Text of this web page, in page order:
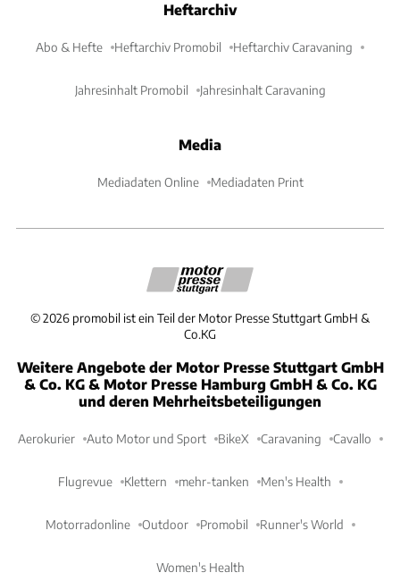
Heftarchiv
Abo & Hefte Heftarchiv Promobil Heftarchiv Caravaning
Jahresinhalt Promobil Jahresinhalt Caravaning
Media
Mediadaten Online Mediadaten Print
©2026 promobil ist ein Teil der Motor Presse Stuttgart GmbH &
Co.KG
Weitere Angebote der Motor Presse Stuttgart GmbH
& Co. KG & Motor Presse Hamburg GmbH & Co. KG
und deren Mehrheitsbeteiligungen
Aerokurier Auto Motor und Sport BikeX Caravaning Cavallo
Flugrevue Klettern mehr-tanken Men's Health
Motorradonline Outdoor Promobil Runner's World
Women's Health